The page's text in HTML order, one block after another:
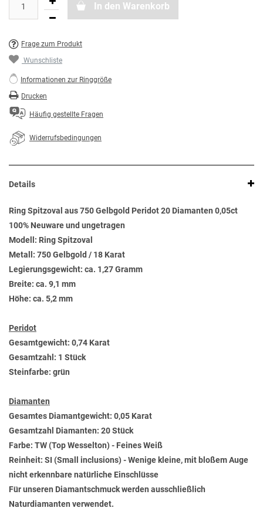
In den Warenkorb
Frage zum Produkt
Wunschliste
Informationen zur Ringgröße
Drucken
Häufig gestellte Fragen
Widerrufsbedingungen
Details
Ring Spitzoval aus 750 Gelbgold Peridot 20 Diamanten 0,05ct
100% Neuware und ungetragen
Modell: Ring Spitzoval
Metall: 750 Gelbgold / 18 Karat
Legierungsgewicht: ca. 1,27 Gramm
Breite: ca. 9,1 mm
Höhe: ca. 5,2 mm
Peridot
Gesamtgewicht: 0,74 Karat
Gesamtzahl: 1 Stück
Steinfarbe: grün
Diamanten
Gesamtes Diamantgewicht: 0,05 Karat
Gesamtzahl Diamanten: 20 Stück
Farbe: TW (Top Wesselton) - Feines Weiß
Reinheit: SI (Small inclusions) - Wenige kleine, mit bloßem Auge
nicht erkennbare natürliche Einschlüsse
Für unseren Diamantschmuck werden ausschließlich
Naturdiamanten verwendet.